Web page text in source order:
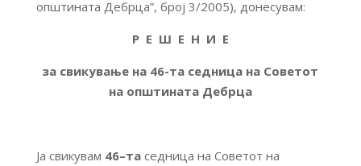
општината Дебрца”, број 3/2005), донесувам:
Р Е Ш Е Н И Е
за свикување на 46-та седница на Советот
на општината Дебрца
Ја свикувам 46–таседница на Советот на